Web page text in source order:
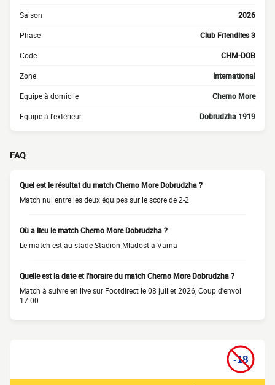
Saison 2026
Phase Club Friendlies 3
Code CHM-DOB
Zone International
Equipe à domicile Cherno More
Equipe à l'extérieur Dobrudzha 1919
FAQ
Quel est le résultat du match Cherno More Dobrudzha ?
Match nul entre les deux équipes sur le score de 2-2
Où a lieu le match Cherno More Dobrudzha ?
Le match est au stade Stadion Mladost à Varna
Quelle est la date et l'horaire du match Cherno More Dobrudzha ?
Match à suivre en live sur Footdirect le 08 juillet 2026, Coup d'envoi
17:00